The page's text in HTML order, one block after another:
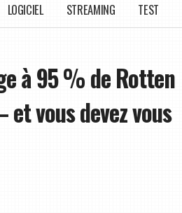
LOGICIEL STREAMING TEST
à 95 % de Rotten
vous devez vous